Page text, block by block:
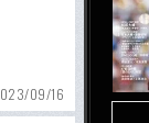
09/16